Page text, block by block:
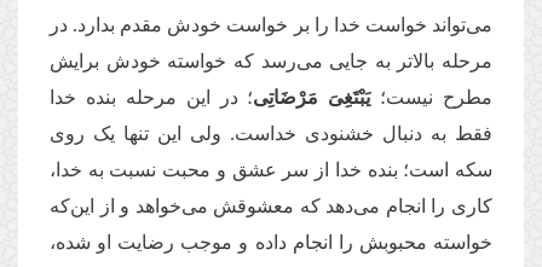
می‌تواند خواست خدا را بر خواست خودش مقدم بدارد. در
مرحله بالاتر به جایی می‌رسد كه خواسته خودش برایش
مطرح نیست؛یَبْتَغِیَ مَرْضَاتِی؛ در این مرحله بنده خدا
فقط به دنبال خشنودی خداست. ولی این تنها یک روی
سکه است؛ بنده خدا از سر عشق و محبت نسبت به خدا،
کاری را انجام می‌دهد كه معشوقش می‌‌خواهد و از این‌كه
خواسته محبوبش را انجام داده و موجب رضایت او شده،